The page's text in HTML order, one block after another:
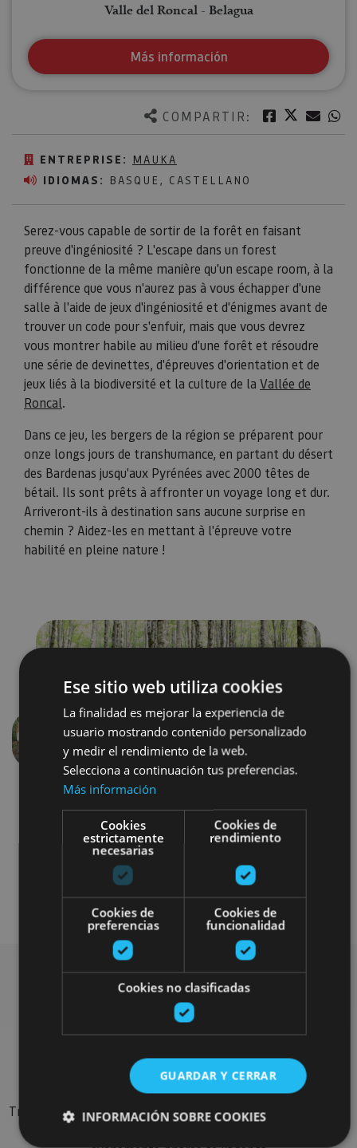
COMPARTIR: Facebook
Twitter
ENTREPRISE: MAUKA
IDIOMAS: BASQUE, CASTELLANO
Serez-vous capable de sortir de la forêt en faisant
preuve d'ingéniosité ? L'escape dans un forest
fonctionne de la même manière qu'un escape room, à la
différence que vous n'aurez pas à vous échapper d'une
salle à l'aide de jeux d'ingéniosité et d'énigmes avant de
trouver un code pour s'enfuir, mais que vous devrez
vous montrer habile au milieu d'une forêt et résoudre
une série de devinettes, d'épreuves d'orientation et de
jeux liés à la biodiversité et la culture de la Vallée de
Roncal.
Dans ce jeu, les bergers de la région se préparent pour
onze longs jours de transhumance, en partant du désert
des Bardenas jusqu'aux Pyrénées avec 2000 têtes de
bétail. Ils sont prêts à affronter un voyage long et dur.
Arriveront-ils à destination sans aucune surprise en
chemin ? Aidez-les en mettant à l'épreuve votre
habilité en pleine nature !
Valle del Roncal - Belagua
Más información
Précédent
Otros
Rechercher plus de
sorties
Trouvez des sorties et des propositions pour compléter votre
Ese sitio web utiliza cookies
La finalidad es mejorar la experiencia de
usuario mostrando contenido personalizado
y medir el rendimiento de la web.
Selecciona a continuación tus preferencias.
Más información
Cookies
estrictamente
necesarias
Cookies de
rendimiento
Cookies de
preferencias
Cookies de
funcionalidad
Cookies no clasificadas
GUARDAR Y CERRAR
INFORMACIÓN SOBRE COOKIES